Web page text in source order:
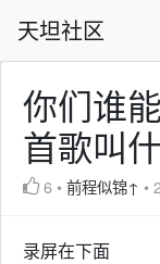
天坦社区
你们谁
首歌叫
6 •前程似锦↑ •
录屏在下面